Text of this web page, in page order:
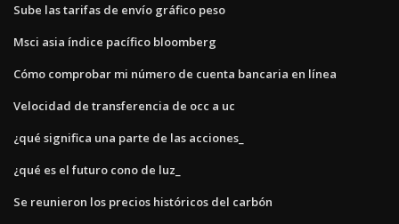
Sube las tarifas de envío gráfico peso
Msci asia índice pacífico bloomberg
Cómo comprobar mi número de cuenta bancaria en línea
Velocidad de transferencia de occ a uc
¿qué significa una parte de las acciones_
¿qué es el futuro cono de luz_
Se reunieron los precios históricos del carbón